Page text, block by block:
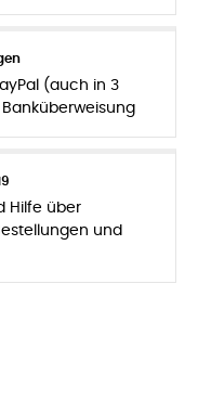
(auch in 3
Banküberweisung
Hilfe über
und